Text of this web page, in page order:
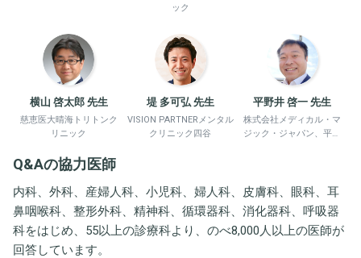
ック
横山 啓太郎 先生
慈恵医大晴海トリトンク
リニック
堤 多可弘 先生
VISION PARTNERメンタル
クリニック四谷
平野井 啓一 先生
株式会社メディカル・マ
ジック・ジャパン、平野
Q&Aの協力医師
内科、外科、産婦人科、小児科、婦人科、皮膚科、眼科、耳
鼻咽喉科、整形外科、精神科、循環器科、消化器科、呼吸器
科をはじめ、55以上の診療科より、のべ8,000人以上の医師が
回答しています。